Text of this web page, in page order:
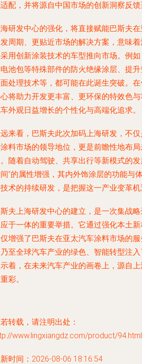
配，并将源自中国市场的创新洞察反馈
研发中心的强化，将直接赋能巴斯夫
周期、更贴近市场的解决方案，意味
用创新涂装技术的车型推向市场。例
池包等特殊部件的防火绝缘涂层、提
处理技术等，都可能在此诞生突破。
将助力开发更丰富、更环保的特效色
外观日益增长的个性化与高端化追求。
来看，巴斯夫此次加码上海研发，不
料市场的领导地位，更是前瞻性地布
随着自动驾驶、共享出行等新模式的
”的属性增强，其内外饰涂层的功能与
术的持续研发，是把握这一产业变革机
夫上海研发中心的建立，是一次集战
于一体的重要举措。它通过强化本土
增强了巴斯夫在亚太汽车涂料市场的
至全球汽车产业的绿色、智能转型注
着，在未来汽车产业的画卷上，源自
彩。
转载，请注明出处：
www.lingxiangdz.com/product/94.html
时间：2026-08-06 18:16:54